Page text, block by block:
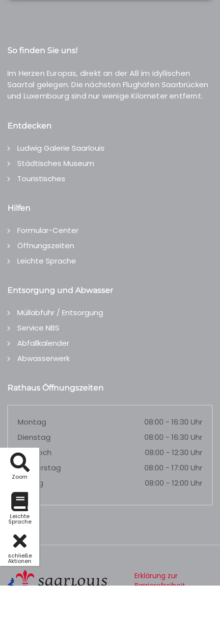
Zoom
Leichte
Sprache
schließe
Aktionen
So finden Sie uns!
Im Herzen Europas, direkt an der A8 im idyllischen
Saartal gelegen. Die nächsten Flughäfen Saarbrücken
und Luxembourg sind nur wenige Kilometer entfernt.
Entdecken
Ludwig Galerie Saarlouis
Städtisches Museum
Touristisches
Hilfen
Formular-Center
Öffnungszeiten
Leichte Sprache
Entsorgung und Abwasser
Müllabfuhr / Entsorgung
Service NBS
Abfallkalender
Abwasserwerk
Rathaus Öffnungszeiten
Montag
08:00 - 16:30 Uhr
Dienstag
08:00 - 16:30 Uhr
Mittwoch
08:00 - 12:30 Uhr
Donnerstag
08:00 - 17:00 Uhr
Freitag
08:00 - 12:00 Uhr
Erklärung zur
Barrierefreiheit